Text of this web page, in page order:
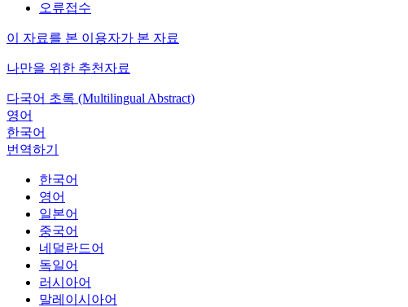
오류접수
이 자료를 본 이용자가 본 자료
나만을 위한 추천자료
다국어 초록 (Multilingual Abstract)
영어
한국어
번역하기
한국어
영어
일본어
중국어
네덜란드어
독일어
러시아어
말레이시아어